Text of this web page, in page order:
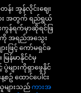
န်း အွန်လိုင်းဈေး
ား အတွက် ရည်ရွယ်
ကွန်ရက်မှာဆိုရင်ဖြ
းကို အရည်အသွေး
းဖြင့် ကော်မရှင်ခ
ြန်မာနိုင်ငံမှ
ပွဲများကိုရှာဖွေနိုင်
ဥ် ထောင်ပေါင်း
များသည်ကားအ